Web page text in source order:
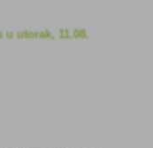
utorak, 11.08.